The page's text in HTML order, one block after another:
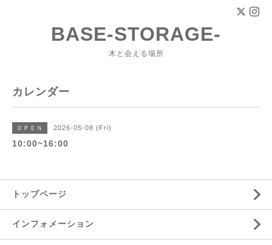
BASE-STORAGE-
木と会える場所
カレンダー
ＯＰＥＮ 2026-05-08 (Fri)
10:00~16:00
トップページ
インフォメーション